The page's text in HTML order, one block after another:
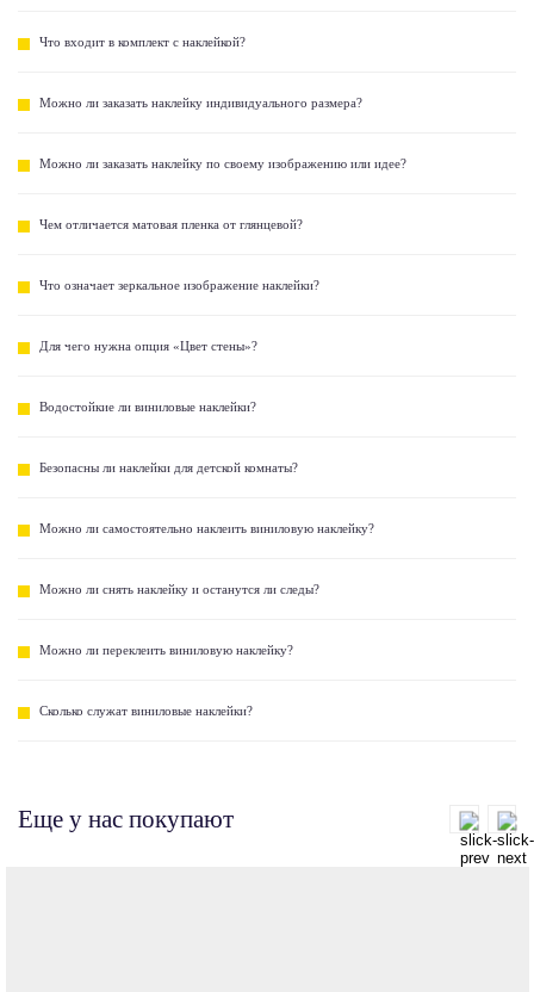
Что входит в комплект с наклейкой?
Можно ли заказать наклейку индивидуального размера?
Можно ли заказать наклейку по своему изображению или идее?
Чем отличается матовая пленка от глянцевой?
Что означает зеркальное изображение наклейки?
Для чего нужна опция «Цвет стены»?
Водостойкие ли виниловые наклейки?
Безопасны ли наклейки для детской комнаты?
Можно ли самостоятельно наклеить виниловую наклейку?
Можно ли снять наклейку и останутся ли следы?
Можно ли переклеить виниловую наклейку?
Сколько служат виниловые наклейки?
Еще у нас покупают